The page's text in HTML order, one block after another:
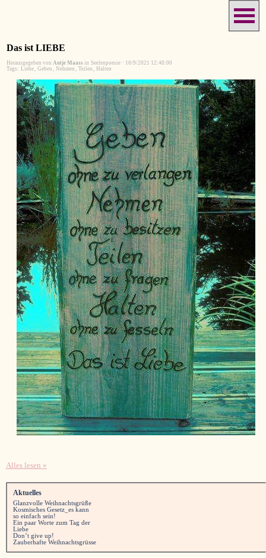
Das ist LIEBE
Herausgegeben von Antje Maass in Seelenpoesie · 10/9/2021 12:40:00
Tags: Liebe, Geben , Nehmen , Teilen , Halten
Alles lesen »
Aktuelles
Glanzvolle Weihnachtsgrüße
Kosmisches Gesetz_es kann
so einfach sein!
Ein paar Worte zum Tag der
Liebe
Don’t give up!
Zauberhafte Weihnachtsgrüsse